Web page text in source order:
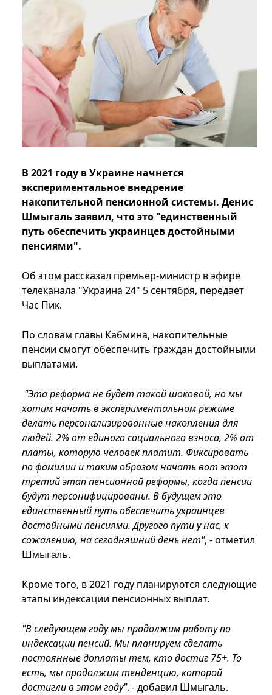
В 2021 году в Украине начнется
экспериментальное внедрение
накопительной пенсионной системы. Денис
Шмыгаль заявил, что это "единственный
путь обеспечить украинцев достойными
пенсиями".
Об этом рассказал премьер-министр в эфире
телеканала "Украина 24" 5 сентября, передает
Час Пик.
По словам главы Кабмина, накопительные
пенсии смогут обеспечить граждан достойными
выплатами.
"Эта реформа не будет такой шоковой, но мы
хотим начать в экспериментальном режиме
делать персонализированные накопления для
людей. 2% от единого социального взноса, 2% от
платы, которую человек платит. Фиксировать
по фамилии и таким образом начать вот этот
третий этап пенсионной реформы, когда пенсии
будут персонифицированы. В будущем это
единственный путь обеспечить украинцев
достойными пенсиями. Другого пути у нас, к
сожалению, на сегодняшний день нет", - отметил
Шмыгаль.
Кроме того, в 2021 году планируются следующие
этапы индексации пенсионных выплат.
"В следующем году мы продолжим работу по
индексации пенсий. Мы планируем сделать
постоянные доплаты тем, кто достиг 75+. То
есть, мы продолжим тенденцию, которой
достигли в этом году", - добавил Шмыгаль.